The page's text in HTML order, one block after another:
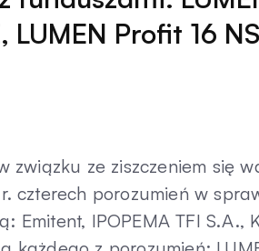
LUMEN Profit 16
związku ze ziszczeniem się
czterech porozumień w
Emitent, IPOPEMA TFI